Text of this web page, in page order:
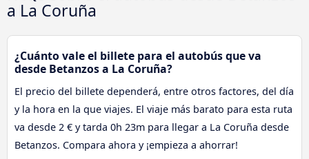
a La Coruña
¿Cuánto vale el billete para el autobús que va
desde Betanzos a La Coruña?
El precio del billete dependerá, entre otros factores, del día
y la hora en la que viajes. El viaje más barato para esta ruta
va desde 2 € y tarda 0h 23m para llegar a La Coruña desde
Betanzos. Compara ahora y ¡empieza a ahorrar!